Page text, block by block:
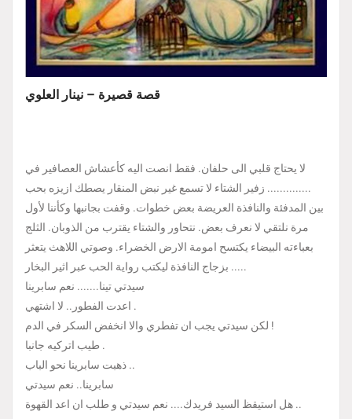
قصة قصيرة – نينار العلوي
لا يحتاج قلبي الى حلفان. فقط انصت اليه كأعشاش العصافير في
زفير الشتاء لا تسمع غير نبض المنقار يصطك ازيزه بحب ..............
بين المدفئة والنافذة العريضة بعض خطوات. وقفت بجانبها وكأننا لأول
مرة نلتقي لا نعرف بعض. نتحاور والشتاء يقترب من الذوبان. الثلج
بعباءته البيضاء يكتسح امومة الارض الخضراء. وصوتي اللاهث يتعثر
بزجاج النافذة ليكتب رواية الحب عبر اثير البخار .....
سيدتي تينا....... نعم سابرينا
اعدت الفطور.. لا اشتهي .
لكن سيدتي يجب ان تفطري والا انخفض السكر في الدم !
طيب اتركيه جانبا .
ذهبت سابرينا نحو الباب ..
سابرينا.. نعم سيدتي
هل استيقظ السيد فريدك.... نعم سيدتي و طلب ان اعد القهوة ..